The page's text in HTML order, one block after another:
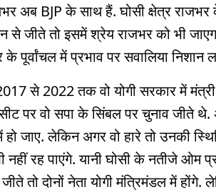
अब BJP के साथ हैं. घोसी क्षेत्र राजभर
से जीते तो इसमें श्रेय राजभर को भी
पूर्वांचल में प्रभाव पर सवालिया निशान
2017 से 2022 तक वो योगी सरकार में
पर वो सपा के सिंबल पर चुनाव जीते
जाए. लेकिन अगर वो हारे तो उनकी
रह पाएंगे. यानी घोसी के नतीजे ओम
तो दोनों नेता योगी मंत्रिमंडल में होंगे.